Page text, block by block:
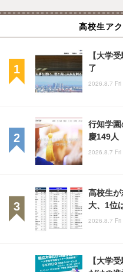
高校生ア
【大学
了
2026.8.7 Fri
行知学
慶149人
2026.8.7 Fri
高校生
大、1位
2026.8.7 Fri
【大学